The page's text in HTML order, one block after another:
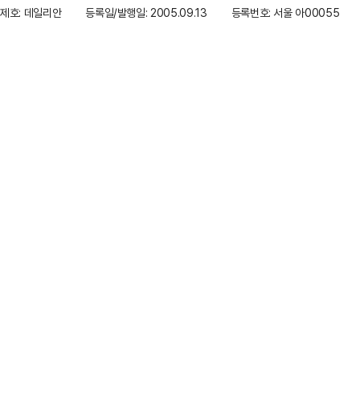
제호: 데일리안 등록일/발행일: 2005.09.13 등록번호: 서울 아00055